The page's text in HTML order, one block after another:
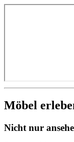
Möbel
Nicht nur